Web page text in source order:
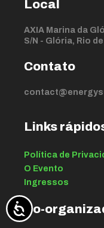
Local
AXIA Marina da
S/N - Glória, Rio
Contato
Links
Política de
O Evento
Ingressos
Co-